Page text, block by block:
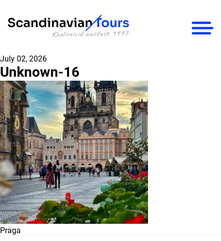
×
July 02, 2026
Unknown-16
Praga